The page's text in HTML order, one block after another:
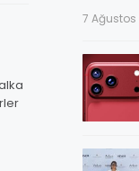
7 Ağustos